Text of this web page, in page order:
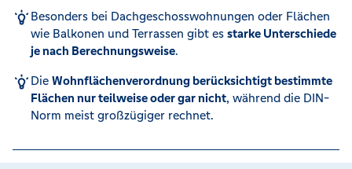
Besonders bei Dachgeschosswohnungen oder Flächen
wie Balkonen und Terrassen gibt es starke Unterschiede
je nach Berechnungsweise.
Die Wohnflächenverordnung berücksichtigt bestimmte
Flächen nur teilweise oder gar nicht, während die DIN-
Norm meist großzügiger rechnet.